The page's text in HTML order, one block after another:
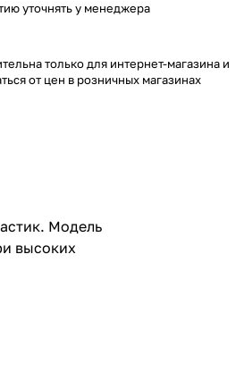
уточнять у менеджера
только для интернет-магазина и
от цен в розничных магазинах
Модель
высоких